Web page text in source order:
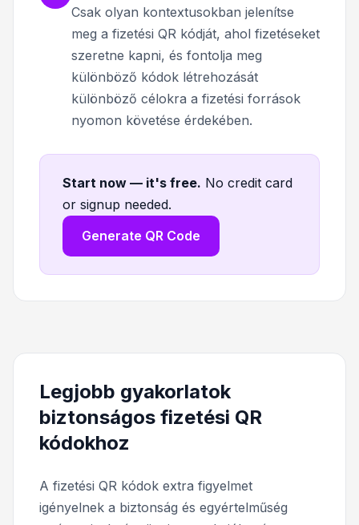
Csak olyan kontextusokban jelenítse
meg a fizetési QR kódját, ahol fizetéseket
szeretne kapni, és fontolja meg
különböző kódok létrehozását
különböző célokra a fizetési források
nyomon követése érdekében.
Start now — it's free. No credit card
or signup needed.
Generate QR Code
Legjobb gyakorlatok
biztonságos fizetési QR
kódokhoz
A fizetési QR kódok extra figyelmet
igényelnek a biztonság és egyértelműség